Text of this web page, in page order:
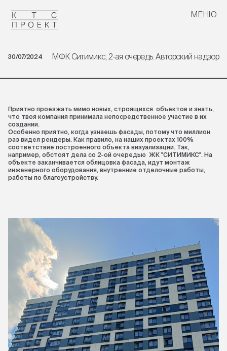
МЕНЮ
30/07/2024 МФК Ситимикс, 2-ая очередь. Авторский надзор
Приятно проезжать мимо новых, строящихся объектов и знать,
что твоя компания принимала непосредственное участие в их
создании.
Особенно приятно, когда узнаешь фасады, потому что миллион
раз видел рендеры. Как правило, на наших проектах 100%
соответствие построенного объекта визуализации. Так,
например, обстоят дела со 2-ой очередью ЖК "СИТИМИКС". На
объекте заканчивается облицовка фасада, идут монтаж
инженерного оборудования, внутренние отделочные работы,
работы по благоустройству.